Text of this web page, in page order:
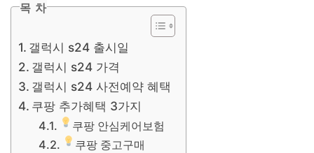
목 차
갤럭시 s24 출시일
갤럭시 s24 가격
갤럭시 s24 사전예약 혜택
쿠팡 추가혜택 3가지
쿠팡 안심케어보험
쿠팡 중고구매